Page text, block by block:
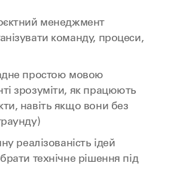
менеджмент
команду, процеси,
простою мовою
зрозуміти, як працюють
навіть якщо вони без
реалізованість ідей
технічне рішення під